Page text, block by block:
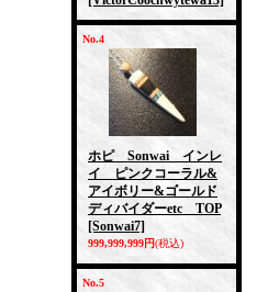
No.4
ホピ Sonwai インレ
イ ピンクコーラル&
アイボリー&ゴールド
ディバイダーetc TOP
[Sonwai7]
999,999,999円(税込)
No.5